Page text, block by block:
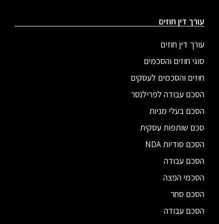
עורך דין חוזים
עורך דין חוזים
סוגי חוזים והסכמים
חוזים והסכמים לעסקים
הסכם עבודה לפרילנסר
הסכם בעלי מניות
סכם שותפות עסקית
הסכם סודיות NDA
הסכם עבודה
הסכמי הפצה
הסכם סחר
הסכם עבודה